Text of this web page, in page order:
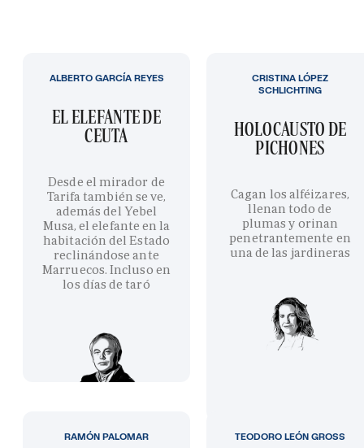
EL ELEFANTE DE
CEUTA
Desde el mirador de
Tarifa también se ve,
además del Yebel
Musa, el elefante en la
habitación del Estado
reclinándose ante
Marruecos. Incluso en
los días de taró
ALBERTO GARCÍA REYES
HOLOCAUSTO DE
PICHONES
Cagan los alféizares,
llenan todo de
plumas y orinan
penetrantemente en
una de las jardineras
CRISTINA LÓPEZ
SCHLICHTING
RAMÓN PALOMAR TEODORO LEÓN GROSS